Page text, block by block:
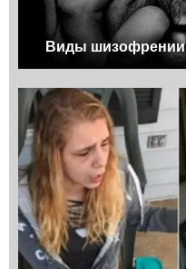
Виды шизофрении